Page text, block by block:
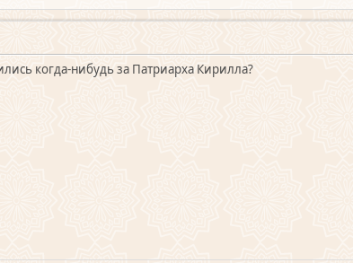
когда-нибудь за Патриарха Кирилла?